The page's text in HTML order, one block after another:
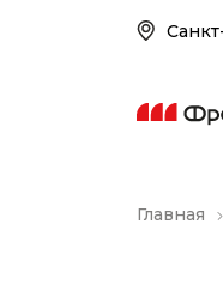
Главная